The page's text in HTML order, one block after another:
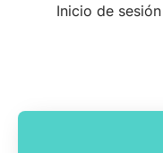
Inicio de